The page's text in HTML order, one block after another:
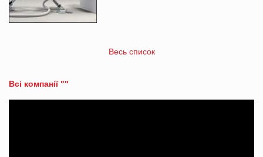
Весь список
Всі компанії ""